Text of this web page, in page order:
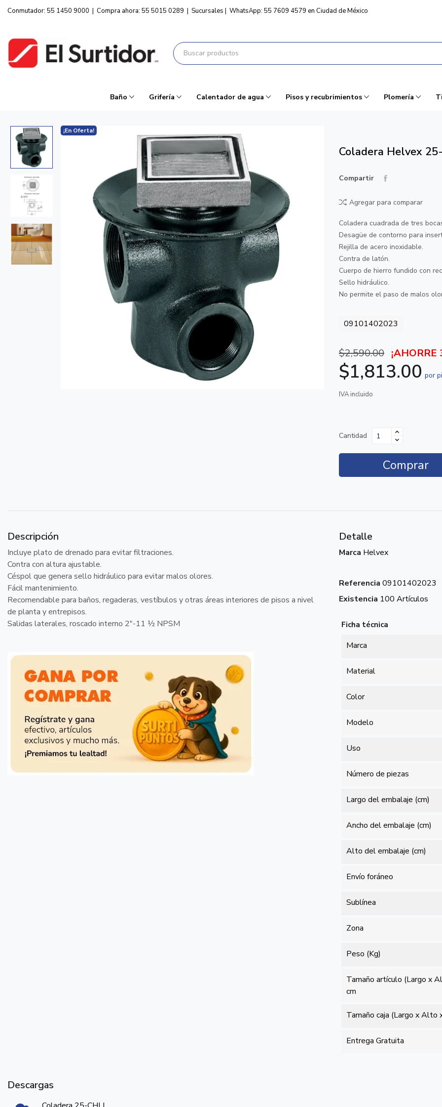
Conmutador: 55 1450 9000 | Compra ahora: 55 5015 0289 | Sucursales | WhatsApp: 55 7609 4579 en Ciudad de México
Baño Grifería Calentador de agua Pisos y recubrimientos Plomería
¡En Oferta!
Coladera Helvex
Compartir
Agregar para comparar
Coladera cuadrada de tres
Desagüe de contorno para
Rejilla de acero inoxidable.
Contra de latón.
Cuerpo de hierro fundido con
Sello hidráulico.
No permite el paso de malos
09101402023
$2,590.00 ¡AHORRE
$1,813.00 por
IVA incluido
Cantidad
Comprar
Descripción
Incluye plato de drenado para evitar filtraciones.
Contra con altura ajustable.
Céspol que genera sello hidráulico para evitar malos olores.
Fácil mantenimiento.
Recomendable para baños, regaderas, vestíbulos y otras áreas interiores de pisos a nivel
de planta y entrepisos.
Salidas laterales, roscado interno 2"-11 ½ NPSM
Detalle
Marca Helvex
Referencia 09101402023
Existencia 100 Artículos
Ficha técnica
Marca
Material
Color
Modelo
Uso
Número de piezas
Largo del embalaje (cm)
Ancho del embalaje (cm)
Alto del embalaje (cm)
Envío foráneo
Sublínea
Zona
Peso (Kg)
Tamaño artículo (Largo x
cm
Tamaño caja (Largo x Alto
Entrega Gratuita
Descargas